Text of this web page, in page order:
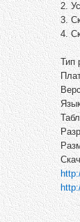
2.
3.
4.
Тип